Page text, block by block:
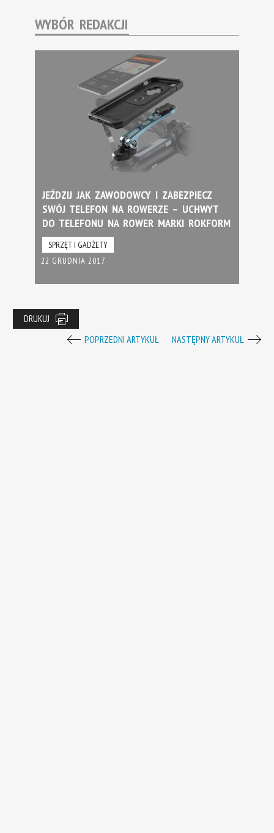
WYBÓR REDAKCJI
JEŹDZIJ JAK ZAWODOWCY I ZABEZPIECZ
SWÓJ TELEFON NA ROWERZE – UCHWYT
DO TELEFONU NA ROWER MARKI ROKFORM
SPRZĘT I GADŻETY
22 GRUDNIA 2017
DRUKUJ
POPRZEDNI ARTYKUŁ NASTĘPNY ARTYKUŁ